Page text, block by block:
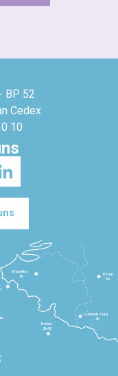
BP 52
Cedex
10
Reims
2h45
Bruxelles
3h
Bonn
5h
Luxembourg
4h